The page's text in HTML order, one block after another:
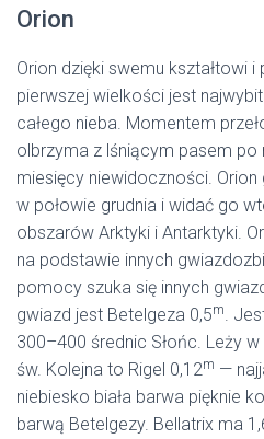
Orion
Orion dzięki swemu kształtowi
pierwszej wielkości jest
całego nieba. Momentem
olbrzyma z lśniącym pasem po
miesięcy niewidoczności. Orion
w połowie grudnia i widać go
obszarów Arktyki i Antarktyki.
na podstawie innych
pomocy szuka się innych
gwiazd jest Betelgeza 0,5m.
300–400 średnic Słońc. Leży
św. Kolejna to Rigel 0,12m —
niebiesko biała barwa pięknie
barwą Betelgezy. Bellatrix ma